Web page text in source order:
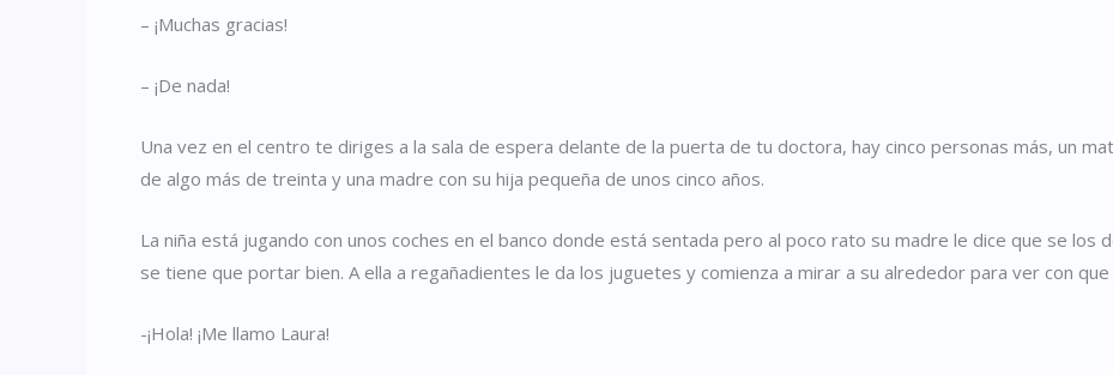
– ¡Muchas gracias!
– ¡De nada!
Una vez en el centro te diriges a la sala de espera delante de la puerta de tu doctora, hay cinco personas más, un
de algo más de treinta y una madre con su hija pequeña de unos cinco años.
La niña está jugando con unos coches en el banco donde está sentada pero al poco rato su madre le dice que se los
se tiene que portar bien. A ella a regañadientes le da los juguetes y comienza a mirar a su alrededor para ver con
-¡Hola! ¡Me llamo Laura!